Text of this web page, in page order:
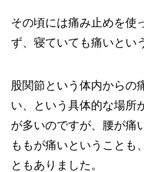
その頃には痛み止めを使
ず、寝ていても痛いとい
股関節という体内からの
い、という具体的な場所
が多いのですが、腰が痛
ももが痛いということも
ともありました。